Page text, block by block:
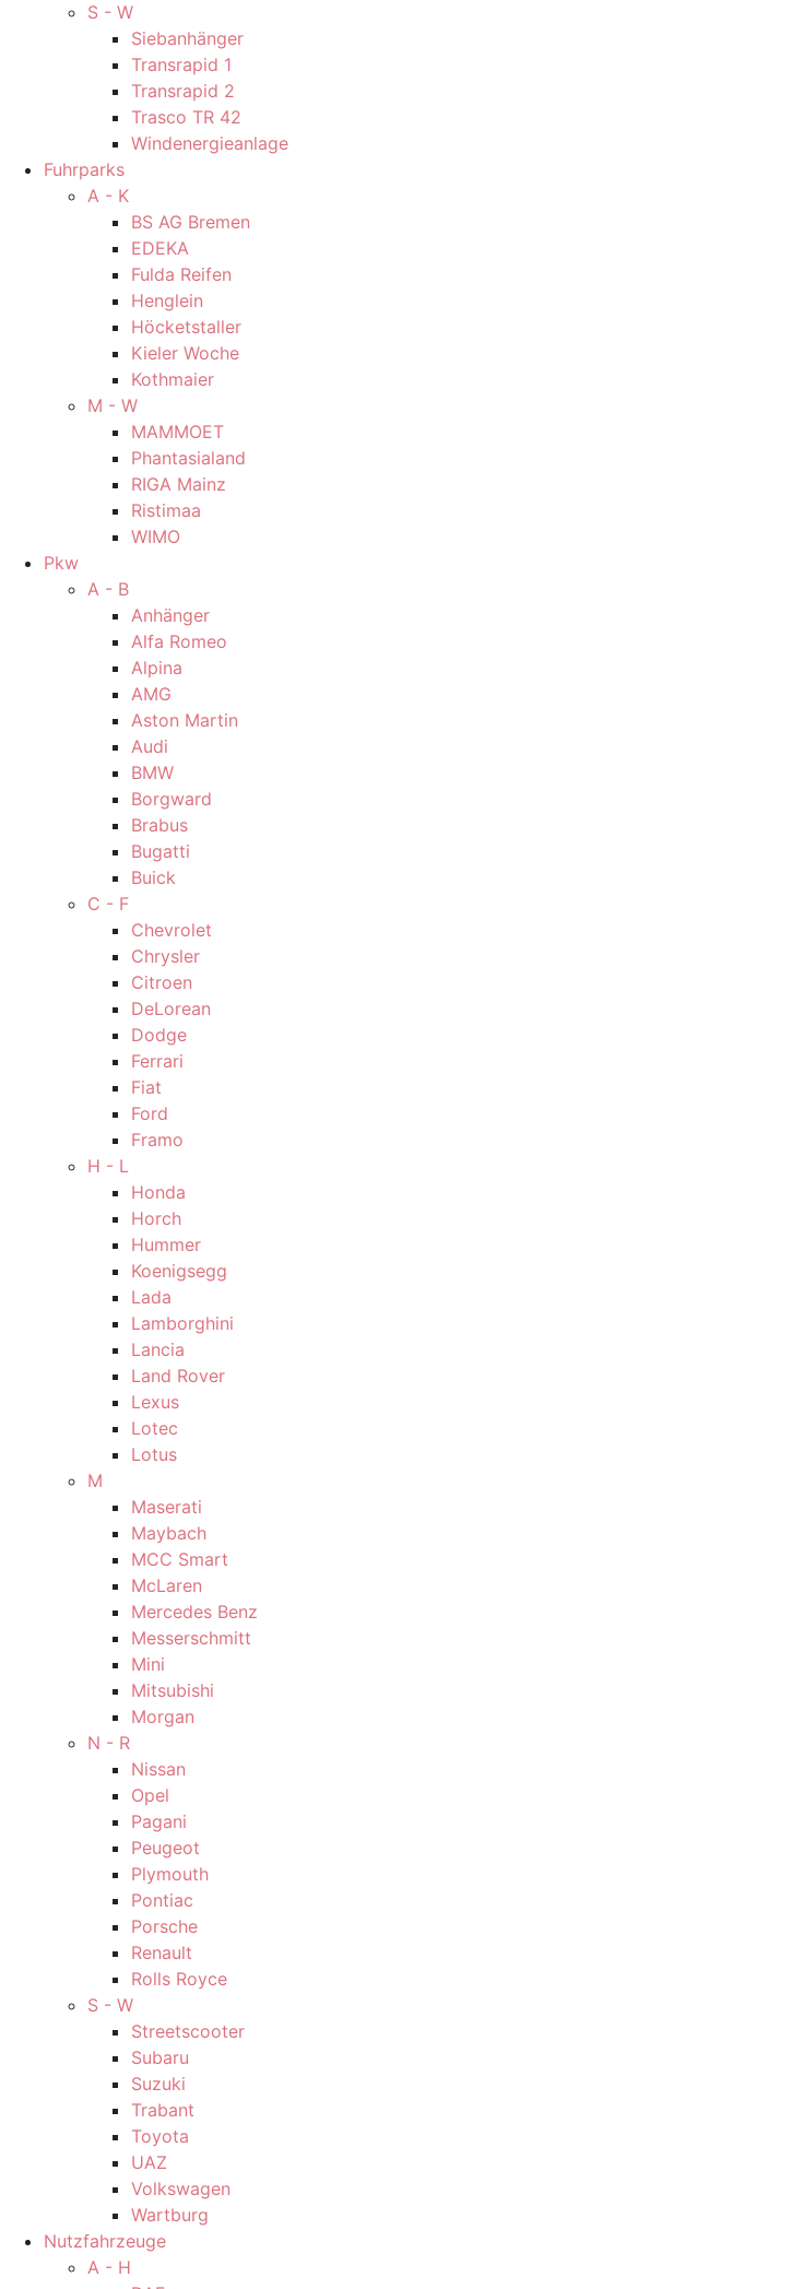
S - W
Siebanhänger
Transrapid 1
Transrapid 2
Trasco TR 42
Windenergieanlage
Fuhrparks
A - K
BS AG Bremen
EDEKA
Fulda Reifen
Henglein
Höcketstaller
Kieler Woche
Kothmaier
M - W
MAMMOET
Phantasialand
RIGA Mainz
Ristimaa
WIMO
Pkw
A - B
Anhänger
Alfa Romeo
Alpina
AMG
Aston Martin
Audi
BMW
Borgward
Brabus
Bugatti
Buick
C - F
Chevrolet
Chrysler
Citroen
DeLorean
Dodge
Ferrari
Fiat
Ford
Framo
H - L
Honda
Horch
Hummer
Koenigsegg
Lada
Lamborghini
Lancia
Land Rover
Lexus
Lotec
Lotus
M
Maserati
Maybach
MCC Smart
McLaren
Mercedes Benz
Messerschmitt
Mini
Mitsubishi
Morgan
N - R
Nissan
Opel
Pagani
Peugeot
Plymouth
Pontiac
Porsche
Renault
Rolls Royce
S - W
Streetscooter
Subaru
Suzuki
Trabant
Toyota
UAZ
Volkswagen
Wartburg
Nutzfahrzeuge
A - H